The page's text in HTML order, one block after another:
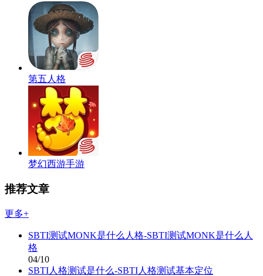
第五人格
梦幻西游手游
推荐文章
更多+
SBTI测试MONK是什么人格-SBTI测试MONK是什么人
格
04/10
SBTI人格测试是什么-SBTI人格测试基本定位